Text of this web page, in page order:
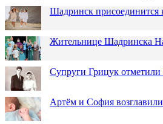
Шадринск присоединится
Жительнице Шадринска
Супруги Грицук отметили
Артём и София